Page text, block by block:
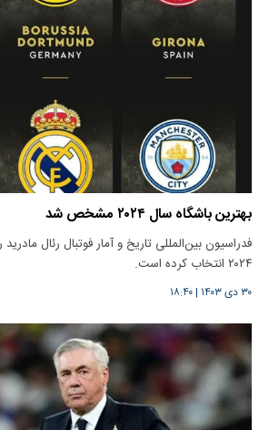
بهترین باشگاه سال ۲۰۲۴ مشخص شد
فدراسیون بین‌المللی تاریخ و آمار فوتبال رئال
۲۰۲۴ انتخاب کرده است.
۳۰ دی ۱۴۰۳ |۱۸:۴۰